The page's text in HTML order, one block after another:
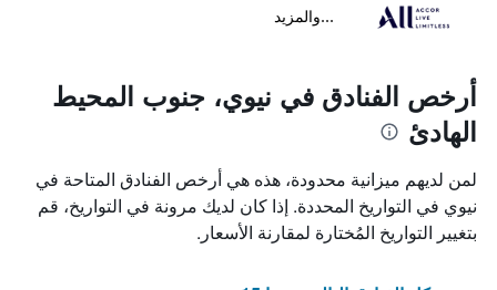
...والمزيد
أرخص الفنادق في نيوي، جنوب المحيط
الهادئ
لمن لديهم ميزانية محدودة، هذه هي أرخص الفنادق المتاحة في
نيوي في التواريخ المحددة. إذا كان لديك مرونة في التواريخ، قم
بتغيير التواريخ المُختارة لمقارنة الأسعار.